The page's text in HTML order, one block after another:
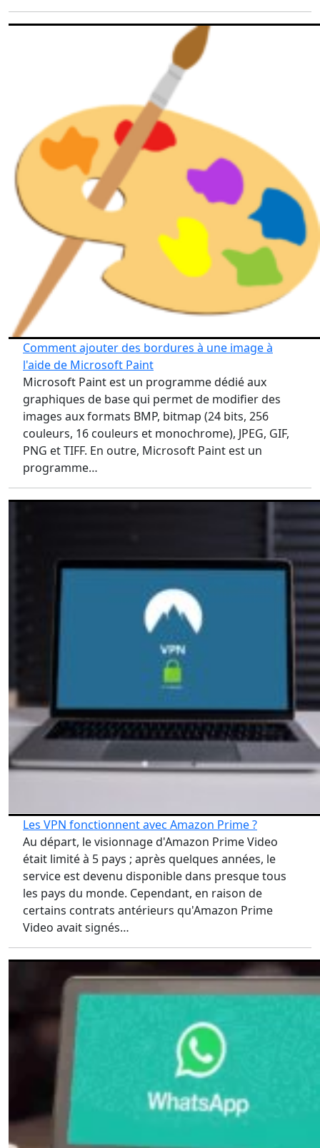
Comment ajouter des bordures à une image à
l'aide de Microsoft Paint
Microsoft Paint est un programme dédié aux
graphiques de base qui permet de modifier des
images aux formats BMP, bitmap (24 bits, 256
couleurs, 16 couleurs et monochrome), JPEG, GIF,
PNG et TIFF. En outre, Microsoft Paint est un
programme…
Les VPN fonctionnent avec Amazon Prime ?
Au départ, le visionnage d'Amazon Prime Video
était limité à 5 pays ; après quelques années, le
service est devenu disponible dans presque tous
les pays du monde. Cependant, en raison de
certains contrats antérieurs qu'Amazon Prime
Video avait signés…